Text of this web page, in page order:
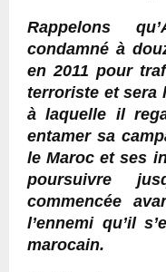
Rappelons
condamné à
en 2011 pour
terroriste et sera
à laquelle il
entamer sa
le Maroc et ses
poursuivre
commencée
l’ennemi qu’il
marocain.